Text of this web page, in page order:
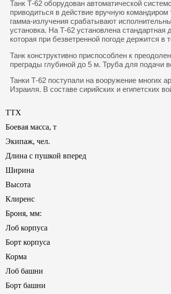
Танк Т-62 оборудован автоматической
приводиться в действие вручную
гамма-излучения срабатывают
установка. На Т-62 установлена
которая при безветренной погоде держится в
Танк конструктивно приспособлен к
преграды глубиной до 5 м. Труба для подачи
Танки Т-62 поступали на вооружение
Израиля. В составе сирийских и египетских
ТТХ
Боевая масса, т
Экипаж, чел.
Длина с пушкой вперед
Ширина
Высота
Клиренс
Броня, мм:
Лоб корпуса
Борт корпуса
Корма
Лоб башни
Борт башни